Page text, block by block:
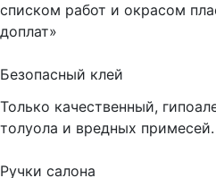
списком работ и окрасом
доплат»
Безопасный клей
Только качественный,
толуола и вредных
Ручки салона